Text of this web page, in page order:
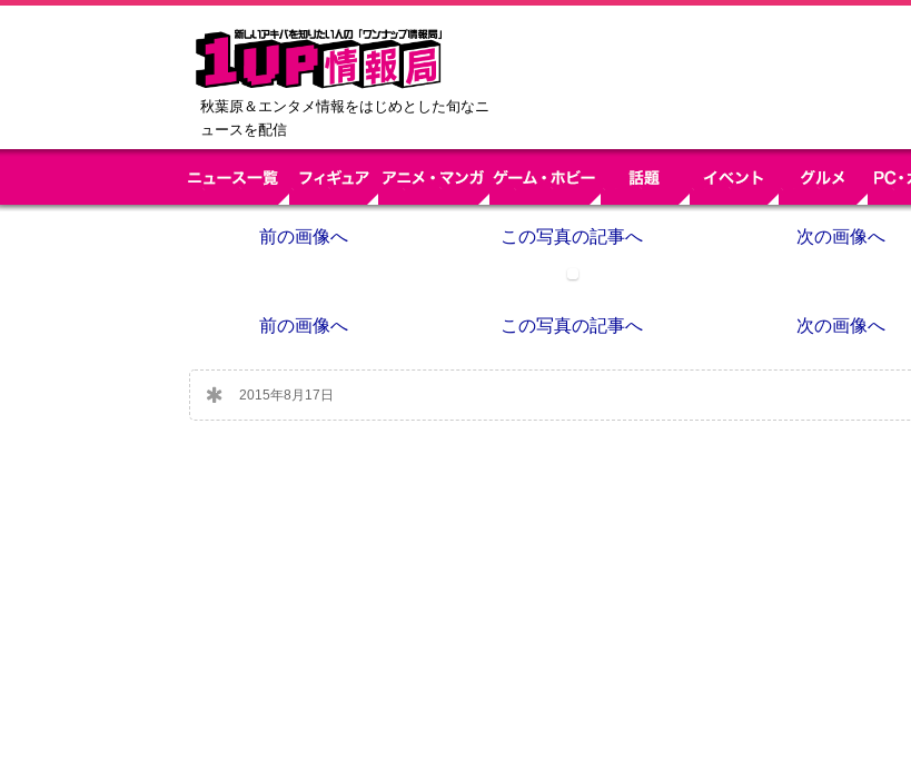
秋葉原＆エンタメ情報をはじめとした旬なニ
ュースを配信
前の画像へ この写真の記事へ 次の画像へ
前の画像へ この写真の記事へ 次の画像へ
2015年8月17日